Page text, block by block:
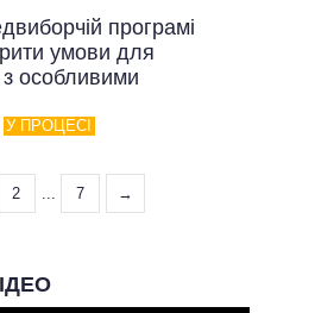
програмі
умови для
з особливими
У ПРОЦЕСІ
2 ... 7 →